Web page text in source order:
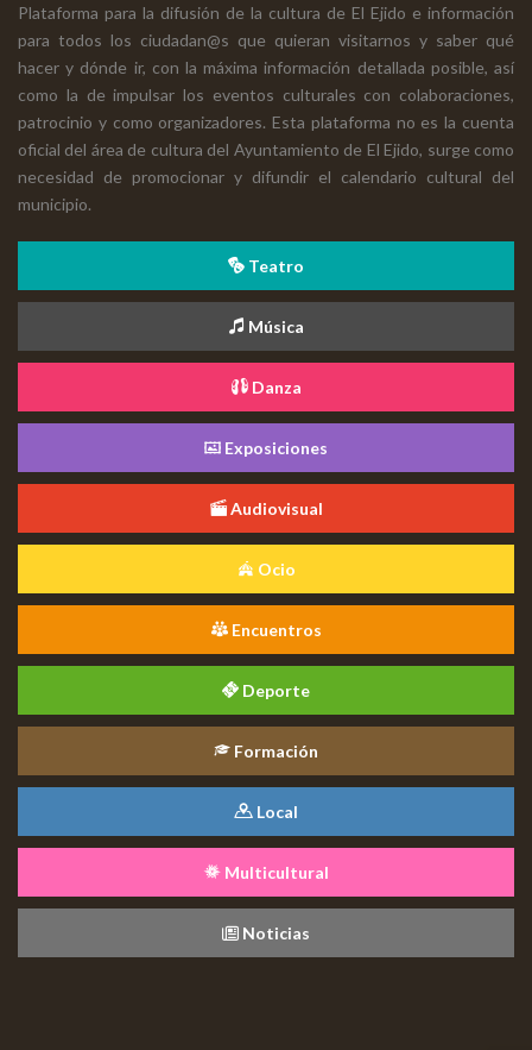
Plataforma para la difusión de la cultura de El Ejido e información
para todos los ciudadan@s que quieran visitarnos y saber qué
hacer y dónde ir, con la máxima información detallada posible, así
como la de impulsar los eventos culturales con colaboraciones,
patrocinio y como organizadores. Esta plataforma no es la cuenta
oficial del área de cultura del Ayuntamiento de El Ejido, surge como
necesidad de promocionar y difundir el calendario cultural del
municipio.
Teatro
Música
Danza
Exposiciones
Audiovisual
Ocio
Encuentros
Deporte
Formación
Local
Multicultural
Noticias